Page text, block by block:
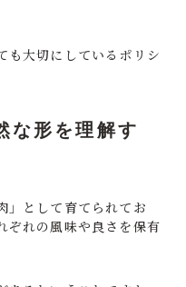
も大切にしているポリシ
な形を理解す
」として育てられてお
ぞれの風味や良さを保有